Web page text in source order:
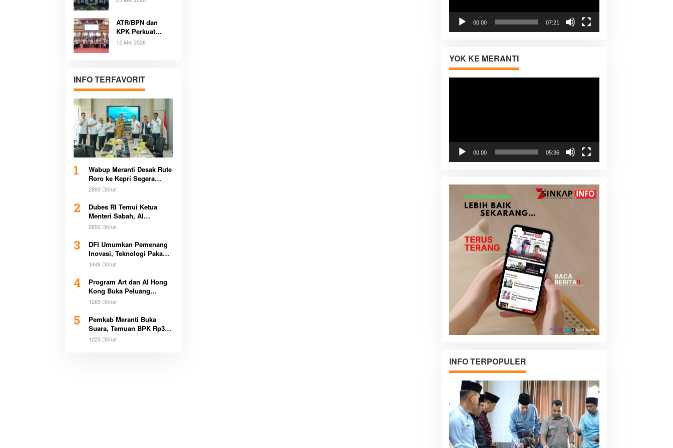
Serang Terungkap
ATR/BPN dan
KPK Perkuat
Komitmen Cegah
Pemerintah
Daerah
12 Mei 2026
INFO TERFAVORIT
1
Wabup Meranti Desak Rute
Roro ke Kepri Segera
Beroperasi Demi Dongkrak
2893 Dilihat
2
Dubes RI Temui Ketua
Menteri Sabah, Al
Washliyah Beri Apresiasi
2652 Dilihat
3
DFI Umumkan Pemenang
Inovasi, Teknologi Pakan
Kurangi Emisi Bikin
1448 Dilihat
4
Program Art dan AI Hong
Kong Buka Peluang
Beasiswa Pemimpin Muda
1265 Dilihat
5
Pemkab Meranti Buka
Suara, Temuan BPK Rp3,1
Miliar Sudah Dicicil
1223 Dilihat
00:00 07:21
YOK KE MERANTI
00:00 05:36
INFO TERPOPULER